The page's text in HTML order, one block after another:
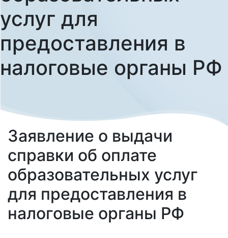
услуг для
предоставления в
налоговые органы РФ
Заявление о выдачи
справки об оплате
образовательных услуг
для предоставления в
налоговые органы РФ